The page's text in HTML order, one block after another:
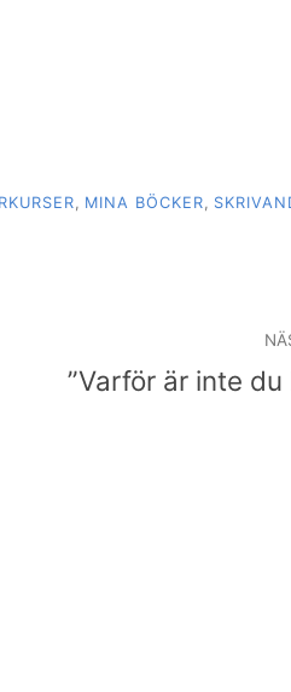
, MINA BÖCKER,
”Varför är inte du